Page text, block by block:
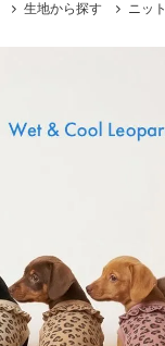
生地から探す ニット